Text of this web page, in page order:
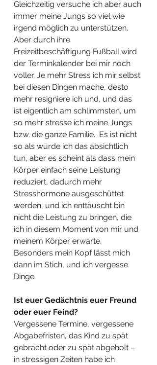
Gleichzeitig versuche ich aber auch
immer meine Jungs so viel wie
irgend möglich zu unterstützen.
Aber durch ihre
Freizeitbeschäftigung Fußball wird
der Terminkalender bei mir noch
voller. Je mehr Stress ich mir selbst
bei diesen Dingen mache, desto
mehr resigniere ich und, und das
ist eigentlich am schlimmsten, um
so mehr stresse ich meine Jungs
bzw. die ganze Familie.  Es ist nicht
so als würde ich das absichtlich
tun, aber es scheint als dass mein
Körper einfach seine Leistung
reduziert, dadurch mehr
Stresshormone ausgeschüttet
werden, und ich enttäuscht bin
nicht die Leistung zu bringen, die
ich in diesem Moment von mir und
meinem Körper erwarte.
Besonders mein Kopf lässt mich
dann im Stich, und ich vergesse
Dinge.
Ist euer Gedächtnis euer Freund
oder euer Feind?
Vergessene Termine, vergessene
Abgabefristen, das Kind zu spät
gebracht oder zu spät abgeholt –
in stressigen Zeiten habe ich